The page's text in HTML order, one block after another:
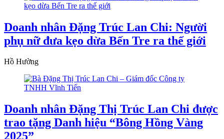
Doanh nhân Đặng Trúc Lan Chi: Người
phụ nữ đưa kẹo dừa Bến Tre ra thế giới
Hồ Hường
Doanh nhân Đặng Thị Trúc Lan Chi được
trao tặng Danh hiệu “Bông Hồng Vàng
2025”